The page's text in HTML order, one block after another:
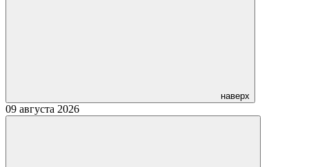
наверх
09 августа 2026